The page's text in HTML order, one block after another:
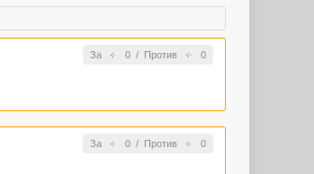
За 0/ Против 0
За 0/ Против 0